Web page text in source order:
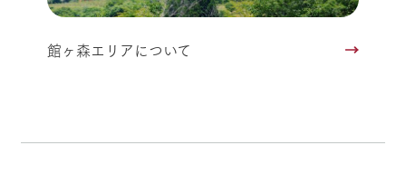
館ヶ森エリアについて